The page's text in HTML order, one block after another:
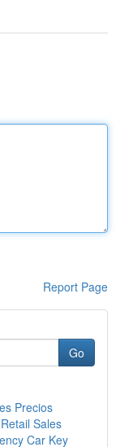
Report Page
Go
Precios
Sales
Car Key